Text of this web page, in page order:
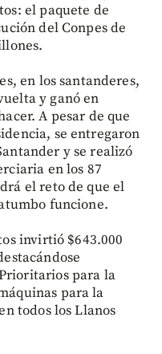
el paquete de
del Conpes de
en los santanderes,
y ganó en
A pesar de que
se entregaron
y se realizó
en los 87
el reto de que el
funcione.
invirtió $643.000
para la
para la
todos los Llanos